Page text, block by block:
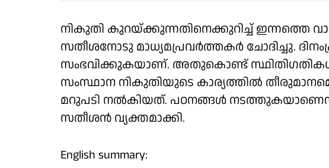
നികുതി കുറയ്ക്കുന്നതിനെക്കുറിച്ച് ഇന്നത്തെ
സതീശനോടു മാധ്യമപ്രവർത്തകർ ചോദിച്ചു.
സംഭവിക്കുകയാണ്. അതുകൊണ്ട്
സംസ്ഥാന നികുതിയുടെ കാര്യത്തിൽ
മറുപടി നൽകിയത്. പഠനങ്ങൾ
സതീശൻ വ്യക്തമാക്കി.
English summary: